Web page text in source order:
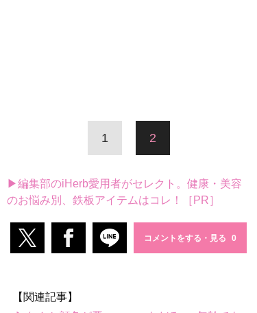
1 2
▶編集部のiHerb愛用者がセレクト。健康・美容
のお悩み別、鉄板アイテムはコレ！［PR］
コメントをする・見る
【関連記事】